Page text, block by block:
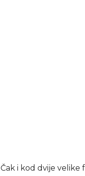
Čak i kod dvije